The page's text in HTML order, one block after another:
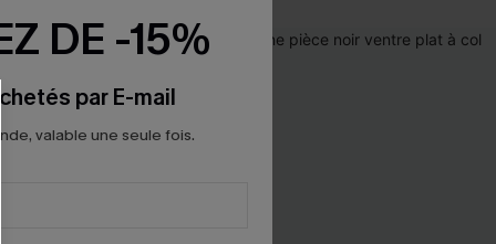
DE -15%
par E-mail
valable une seule fois.